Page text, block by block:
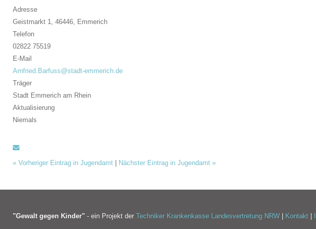
Adresse
Geistmarkt 1, 46446, Emmerich
Telefon
02822 75519
E-Mail
Arnfried.Barfuss@stadt-emmerich.de
Träger
Stadt Emmerich am Rhein
Aktualisierung
Niemals
« Vorheriger Eintrag in Jugendamt Nächster Eintrag in Jugendamt »
"Gewalt gegen Kinder" - ein Projekt der Techniker Krankenkasse Landesvertretung NRW Kontakt